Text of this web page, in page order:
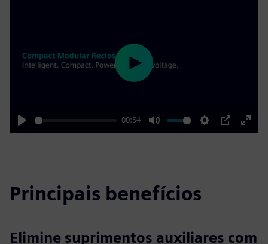
Play
00:54
Mute Settings
PIP
Enter
Play
Principais benefícios
Elimine suprimentos auxiliares com